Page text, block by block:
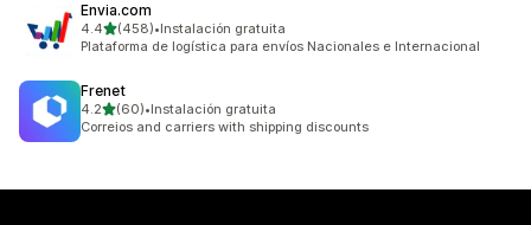
Envia.com
4.4de 5 estrellas
(458)
458 reseñas en total
•Instalación gratuita
Plataforma de logística para envíos Nacionales e Internacional
Frenet
4.2de 5 estrellas
(60)
60 reseñas en total
•Instalación gratuita
Correios and carriers with shipping discounts